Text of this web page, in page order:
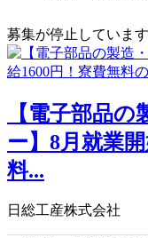
募集が停止しています
【電子部品
ー】8月就業
料...
日総工産株式会社